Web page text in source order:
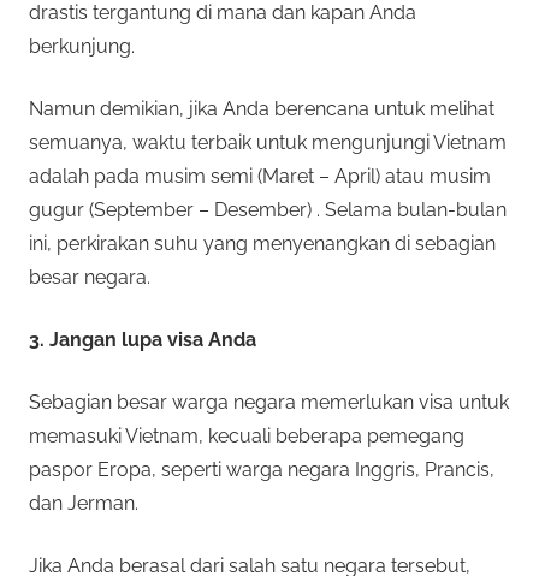
drastis tergantung di mana dan kapan Anda
berkunjung.
Namun demikian, jika Anda berencana untuk melihat
semuanya, waktu terbaik untuk mengunjungi Vietnam
adalah pada musim semi (Maret – April) atau musim
gugur (September – Desember) . Selama bulan-bulan
ini, perkirakan suhu yang menyenangkan di sebagian
besar negara.
3. Jangan lupa visa Anda
Sebagian besar warga negara memerlukan visa untuk
memasuki Vietnam, kecuali beberapa pemegang
paspor Eropa, seperti warga negara Inggris, Prancis,
dan Jerman.
Jika Anda berasal dari salah satu negara tersebut,